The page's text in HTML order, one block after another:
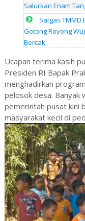
Salurkan Enam
Satgas
Gotong Royong
Bercak
Ucapan terima kasih
Presiden RI Bapak
menghadirkan
pelosok desa. Banyak
pemerintah pusat kini
masyarakat kecil di